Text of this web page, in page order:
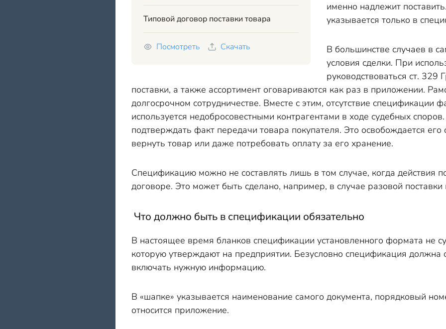
Типовой договор поставки товара
Посмотреть Скачать
именно надлежит
указывается только в
В большинстве случаев в
условия сделки. При
руководствоваться ст. 329
поставки, а также ассортимент оговариваются как раз в приложении.
долгосрочном сотрудничестве. Вместе с этим, отсутствие спецификации
используется недобросовестными контрагентами в ходе судебных
подтверждать факт передачи товара покупателя. Это освобождается
вернуть товар или даже потребовать оплату за его хранение.
Спецификацию можно не составлять лишь в том случае, когда действия
договоре. Это может быть сделано, например, в случае разовой
Что должно быть в спецификации обязательно
В настоящее время бланков спецификации установленного формата не
которую утверждают на предприятии. Безусловно спецификация должна
включать нужную информацию.
В «шапке» указывается наименование самого документа, порядковый
относится приложение.